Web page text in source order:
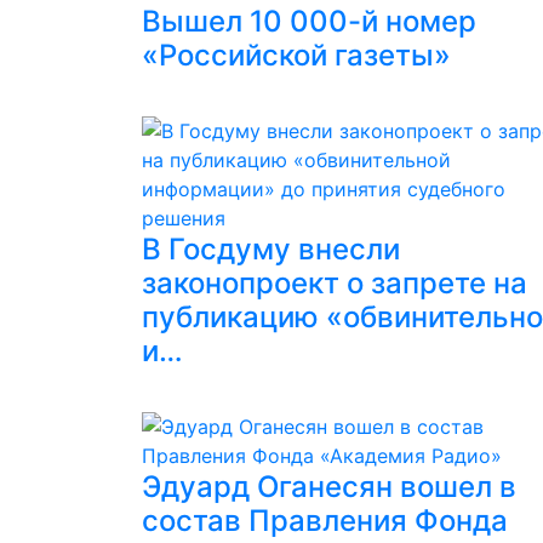
Вышел 10 000-й номер
«Российской газеты»
В Госдуму внесли
законопроект о запрете на
публикацию
и…
Эдуард Оганесян вошел в
состав Правления Фонда